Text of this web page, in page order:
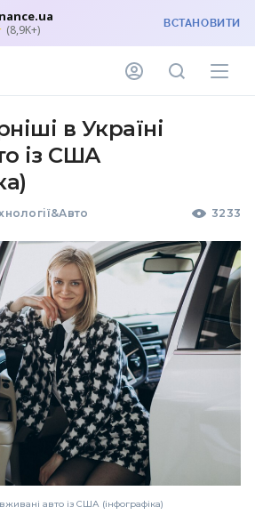
(8,9K+) ВСТАНОВИТИ
в Україні
із США
3233
авто із США (інфографіка)